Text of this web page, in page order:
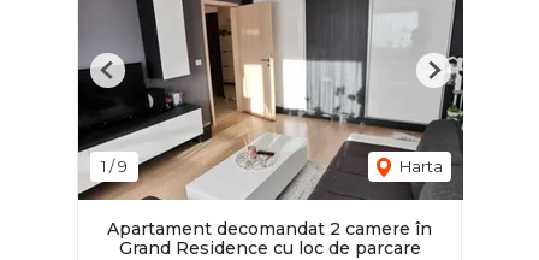
1 /9 Harta
Previous Next
Apartament decomandat 2 camere în
Grand Residence cu loc de parcare